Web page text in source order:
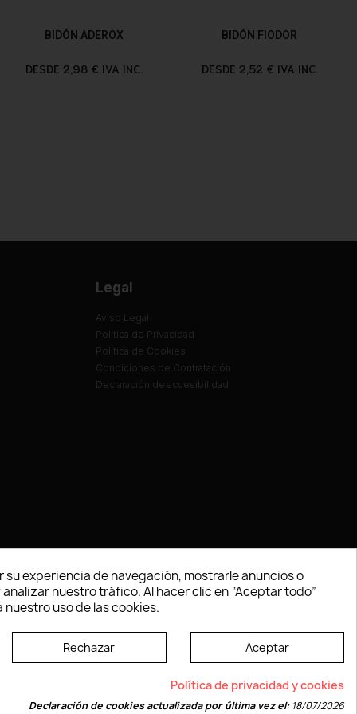
BIDÓN ADEROX
DESDE 2,98 € IVA INC.
BIDÓN FIODOR
DESDE 2,52 € IVA INC.
Legal
Aviso Legal
Política de Privacidad
Política de Cookies
Condiciones de Contratación
Declaración de accesibilidad
las normas dictadas por la W3C
su experiencia de navegación, mostrarle anuncios o
nuestro tráfico. Al hacer clic en “Aceptar todo”
uso de las cookies.
Rechazar Aceptar
Política de privacidad y cookies
Declaración de cookies actualizada por última vez el:18/07/2026